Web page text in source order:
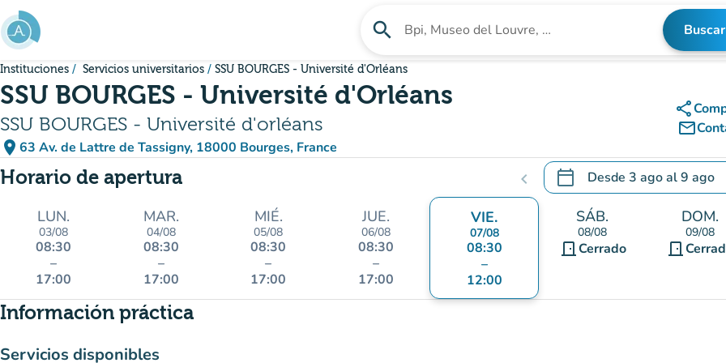
Ir al contenido principal
search Buscar un establecimiento Buscar
Instituciones Servicios universitarios SSU BOURGES - Université d'Orléans
SSU BOURGES - Université d'Orléans
SSU BOURGES - Université d'orléans
place 63 Av. de Lattre de Tassigny, 18000 Bourges, France
(abrir en Google Maps)
(nueva pestaña)
share
mail_outline
Horario de apertura chevron_left calendar_today Desde 3 agoal9 ago
.Abra el calendario para
LUN.
03/08
08:30
–
17:00
MAR.
04/08
08:30
–
17:00
MIÉ.
05/08
08:30
–
17:00
JUE.
06/08
08:30
–
17:00
VIE.
07/08
08:30
–
12:00
SÁB.
08/08
door_front Cerrado
DOM.
09/08
door_front
Información práctica
Servicios disponibles